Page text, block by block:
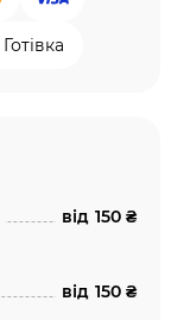
Готівка
від 150 ₴
від 150 ₴